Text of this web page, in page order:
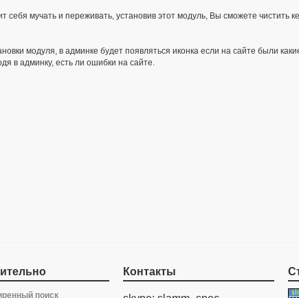
себя мучать и переживать, установив этот модуль, Вы сможете чистить
модуля, в админке будет появляться иконка если на сайте были
в админку, есть ли ошибки на сайте.